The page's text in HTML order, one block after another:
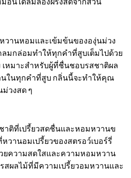
วานหอมและเข้มข้นขององุ่นม่วง
มกล่อมทำให้ทุกคำที่สูบเต็มไปด้วย
หมาะสำหรับผู้ที่ชื่นชอบรสชาติผล
ในทุกคำที่สูบ กลิ่นนี้จะทำให้คุณ
วงสด ๆ
ชาติที่เปรี้ยวสดชื่นและหอมหวานข
วานอมเปรี้ยวของสตรอว์เบอร์รี่
ยความสดใสและความหอมหวาน
สผลไม้ที่มีความเปรี้ยวอมหวานและ